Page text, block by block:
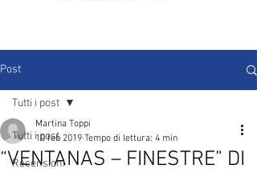
Post
Tutti i post
Recensioni
Tutti i post
“VENTANAS – FINESTRE” DI
Martina Toppi
10 feb 2019 Tempo di lettura: 4 min